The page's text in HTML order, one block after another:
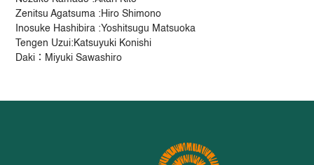
Zenitsu Agatsuma :Hiro Shimono
Inosuke Hashibira :Yoshitsugu Matsuoka
Tengen Uzui:Katsuyuki Konishi
Daki：Miyuki Sawashiro